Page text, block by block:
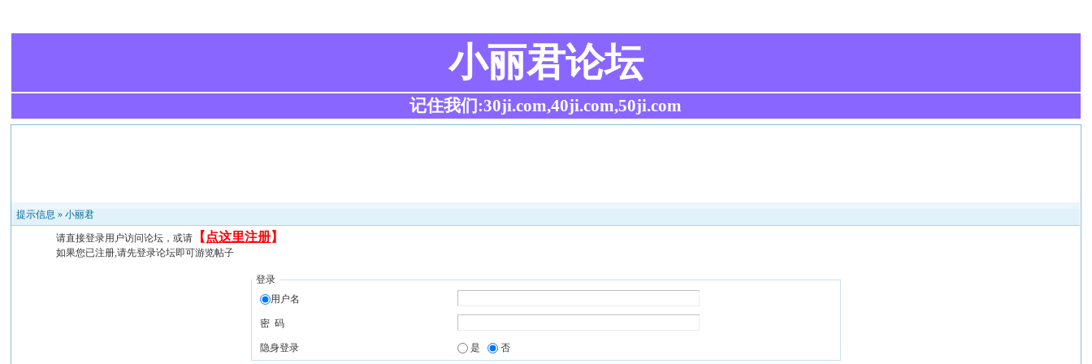
小丽君论坛
记住我们:30ji.com,40ji.com,50ji.com
提示信息 »小丽君
请直接登录用户访问论坛，或请 【 点这里注册】
如果您已注册,请先登录论坛即可游览帖子
登录
用户名
密 码
隐身登录 是 否